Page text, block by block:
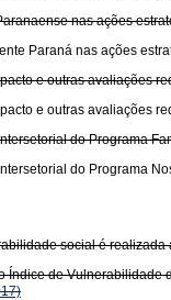
nas ações
Paraná nas ações
e outras avaliações
e outras avaliações
do Programa
do Programa
social é
de